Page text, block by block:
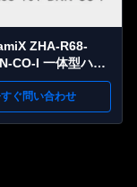
ZHA-R68-
CO-I 一体型ハー
ジョイントアクチ
ー | 82 Nm ピーク
101:1 比率、
ぐ問い合わせ